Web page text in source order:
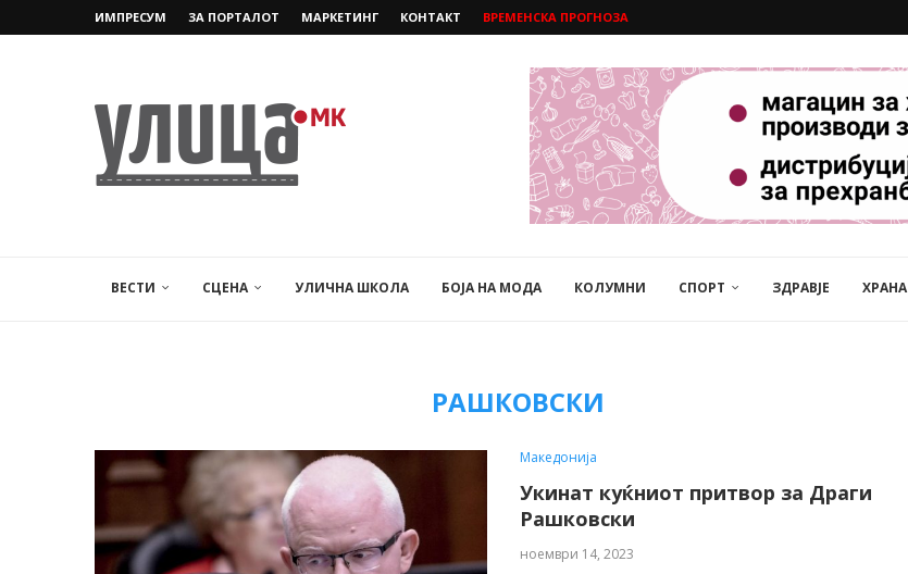
ИМПРЕСУМ ЗА ПОРТАЛОТ МАРКЕТИНГ КОНТАКТ ВРЕМЕНСКА ПРОГНОЗА
ВЕСТИ СЦЕНА УЛИЧНА ШКОЛА БОЈА НА МОДА КОЛУМНИ СПОРТ ЗДРАВЈЕ ХРАНА
РАШКОВСКИ
Македонија
Укинат куќниот притвор за Драги
Рашковски
ноември 14, 2023